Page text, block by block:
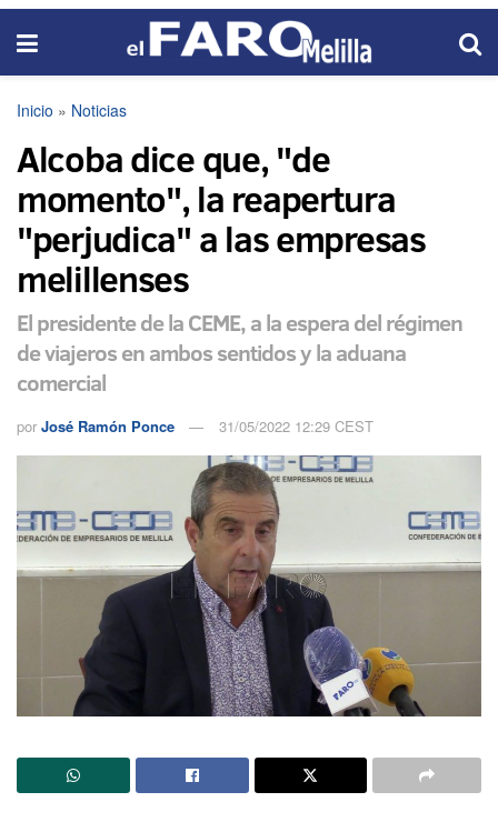
Inicio » Noticias
Alcoba dice que, "de
momento", la reapertura
"perjudica" a las empresas
melillenses
El presidente de la CEME, a la espera del régimen
de viajeros en ambos sentidos y la aduana
comercial
por José Ramón Ponce 31/05/2022 12:29 CEST